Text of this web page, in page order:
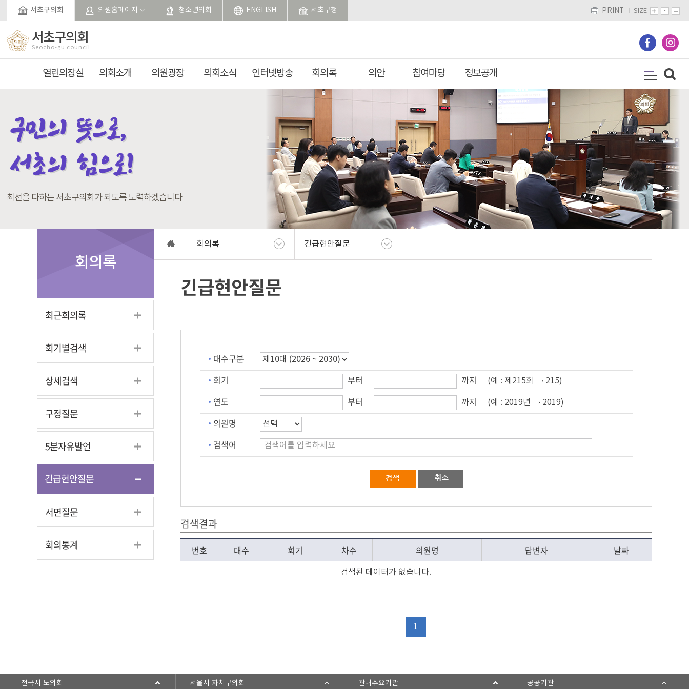
본문바로가기서초구의회 의원홈페이지 청소년의회 ENGLISH 서초구청 PRINT SIZE
서초구의회
Seocho-gu council
열린의장실 의회소개 의원광장 의회소식 인터넷방송 회의록 의안 참여마당 정보공개
최선을 다하는 서초구의회가 되도록 노력하겠습니다
회의록
최근회의록
회기별검색
상세검색
구정질문
5분자유발언
긴급현안질문
서면질문
회의통계
회의록 긴급현안질문
긴급현안질문
대수구분
회기
부터 까지 (예 : 제215회 → 215)
연도 부터 까지 (예 : 2019년 → 2019)
의원명
검색어
검색결과
번호 대수 회기 차수 의원명 답변자 날짜
검색된 데이터가 없습니다.
1
전국시·도의회 서울시·자치구의회 관내주요기관 공공기관